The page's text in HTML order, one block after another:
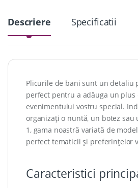
Descriere Specificatii
Plicurile de bani sunt un detaliu
perfect pentru a adăuga un plus
evenimentului vostru special.
organizați o nuntă, un botez sau
1, gama noastră variată de
perfect tematicii și preferințelor
Caracteristici